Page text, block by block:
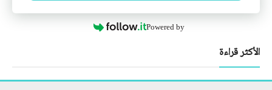
Powered by
الأكثر قراءة